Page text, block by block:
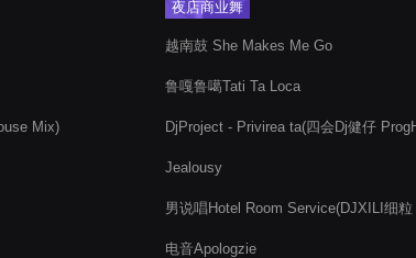
Mix)
夜店商业舞
越南鼓 She Makes Me Go
鲁嘎鲁噶Tati Ta Loca
DjProject - Privirea ta(四会Dj健仔
Jealousy
男说唱Hotel Room Service(DJXILI细
电音Apologzie